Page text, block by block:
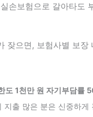
손보험으로 갈아타도
잦으면, 보험사별 보장
도 1천만 원 자기부담률
출 많은 분은 신중하게